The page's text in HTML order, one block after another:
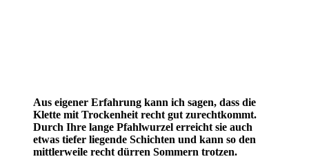
Aus eigener Erfahrung kann ich sagen, dass die
Klette mit Trockenheit recht gut zurechtkommt.
Durch Ihre lange Pfahlwurzel erreicht sie auch
etwas tiefer liegende Schichten und kann so den
mittlerweile recht dürren Sommern trotzen.